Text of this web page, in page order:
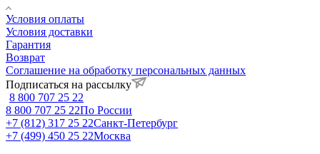
Условия оплаты
Условия доставки
Гарантия
Возврат
Соглашение на обработку персональных данных
Подписаться на рассылку
8 800 707 25 22
8 800 707 25 22По России
+7 (812) 317 25 22Санкт-Петербург
+7 (499) 450 25 22Москва